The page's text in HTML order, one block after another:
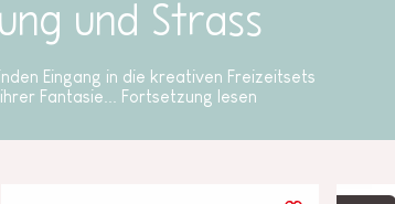
und Strass
Eingang in die kreativen Freizeitsets
Fantasie...
Fortsetzung lesen